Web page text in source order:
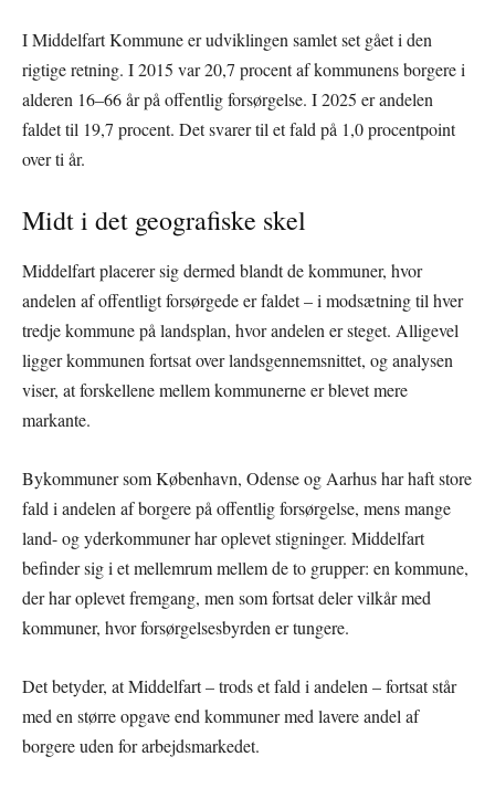
I Middelfart Kommune er udviklingen samlet set gået i den
rigtige retning. I 2015 var 20,7 procent af kommunens borgere i
alderen 16–66 år på offentlig forsørgelse. I 2025 er andelen
faldet til 19,7 procent. Det svarer til et fald på 1,0 procentpoint
over ti år.
Midt i det geografiske skel
Middelfart placerer sig dermed blandt de kommuner, hvor
andelen af offentligt forsørgede er faldet – i modsætning til hver
tredje kommune på landsplan, hvor andelen er steget. Alligevel
ligger kommunen fortsat over landsgennemsnittet, og analysen
viser, at forskellene mellem kommunerne er blevet mere
markante.
Bykommuner som København, Odense og Aarhus har haft store
fald i andelen af borgere på offentlig forsørgelse, mens mange
land- og yderkommuner har oplevet stigninger. Middelfart
befinder sig i et mellemrum mellem de to grupper: en kommune,
der har oplevet fremgang, men som fortsat deler vilkår med
kommuner, hvor forsørgelsesbyrden er tungere.
Det betyder, at Middelfart – trods et fald i andelen – fortsat står
med en større opgave end kommuner med lavere andel af
borgere uden for arbejdsmarkedet.